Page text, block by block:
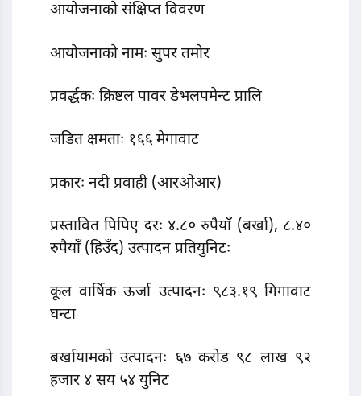
आयोजनाको संक्षिप्त विवरण
आयोजनाको नामः सुपर तमोर
प्रवर्द्धकः क्रिष्टल पावर डेभलपमेन्ट प्रालि
जडित क्षमताः १६६ मेगावाट
प्रकारः नदी प्रवाही (आरओआर)
प्रस्तावित पिपिए दरः ४.८० रुपैयाँ (बर्खा), ८.४०
रुपैयाँ (हिउँद) उत्पादन प्रतियुनिटः
कूल वार्षिक ऊर्जा उत्पादनः ९८३.१९ गिगावाट
घन्टा
बर्खायामको उत्पादनः ६७ करोड ९८ लाख ९२
हजार ४ सय ५४ युनिट